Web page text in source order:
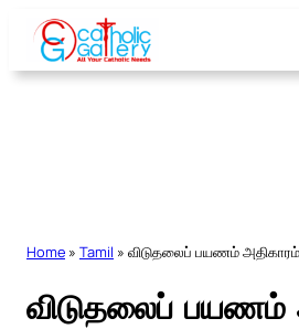
Skip
content
Home » Tamil » விடுதலைப் பயணம் அதிகாரம்
விடுதலைப் பயணம்